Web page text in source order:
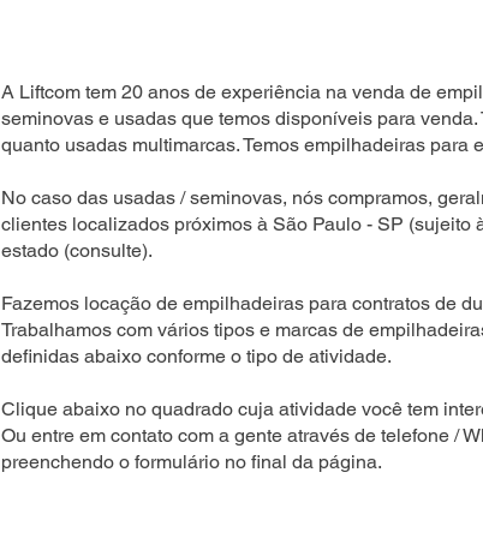
A Liftcom tem 20 anos de experiência na venda de
seminovas e usadas que temos disponíveis para
quanto usadas multimarcas. Temos empilhadeiras para
No caso das usadas / seminovas, nós compramos,
clientes localizados próximos à São Paulo - SP (sujeito
estado (consulte).
Fazemos locação de empilhadeiras para contratos de
Trabalhamos com vários tipos e marcas de
definidas abaixo conforme o tipo de atividade.
Clique abaixo no quadrado cuja atividade você tem
Ou entre em contato com a gente através de telefone /
preenchendo o formulário no final da página.